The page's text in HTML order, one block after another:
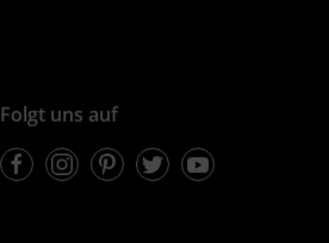
Folgt uns auf
FacebookInstagramPinterestTwitterYoutube